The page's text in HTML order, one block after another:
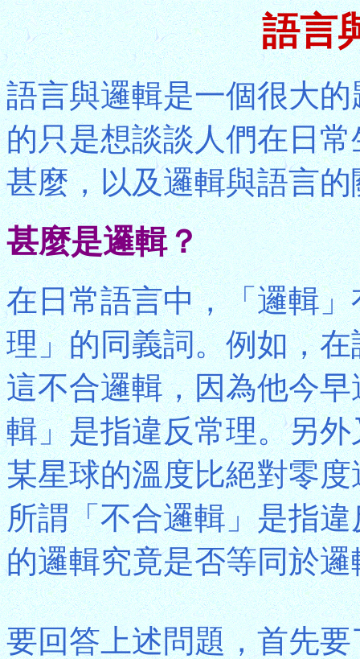
語言
語言與邏輯是一個很大
的只是想談談人們在日
甚麼，以及邏輯與語言的
甚麼是邏輯？
在日常語言中，「邏輯
理」的同義詞。例如，
這不合邏輯，因為他今
輯」是指違反常理。另
某星球的溫度比絕對零
所謂「不合邏輯」是指
的邏輯究竟是否等同於
要回答上述問題，首先